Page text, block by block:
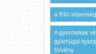
a föld
A gyermekek
gyámügyi
törvény